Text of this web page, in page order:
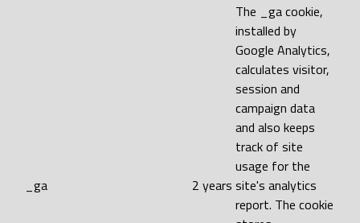
_ga 2 years
The _ga cookie,
installed by
Google Analytics,
calculates visitor,
session and
campaign data
and also keeps
track of site
usage for the
site's analytics
report. The cookie